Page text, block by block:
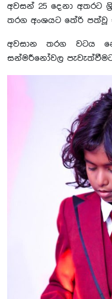
අවසන් 25 දෙනා අතරට
තරග අංශයට තේරි
අවසාන තරග වටය
සන්මරීනෝවල